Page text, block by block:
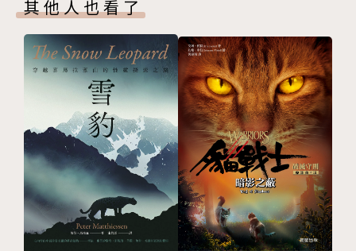
奧‧亨利的文字流麗如詩，小說情節總是匪夷所思，在
驚奇中滿溢生命的況味，還有著對於人生悠長美好的理
一百多年前，正是奧‧亨利的創作力最旺盛的時候，他
遷居紐約，大都會的氣味，時髦男女身上的色彩，城市
高度發展的壯麗與荒涼，倉促的、粗糙的現實生活；舒
緩的、精美的情感想像，交織成奧‧亨利永不過時的小
說世界。
其他人也看了